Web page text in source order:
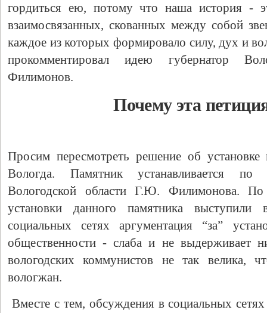
гордиться ею, потому что наша история -
взаимосвязанных, скованных между собой
каждое из которых формировало силу, дух и
прокомментировал идею губернатор
Филимонов.
Почему эта
Просим пересмотреть решение об
Вологда. Памятник устанавливается по
Вологодской области Г.Ю. Филимонова.
установки данного памятника выступили
социальных сетях аргументация “за”
общественности - слаба и не выдерживает
вологодских коммунистов не так велика,
вологжан.
Вместе с тем, обсуждения в социальных